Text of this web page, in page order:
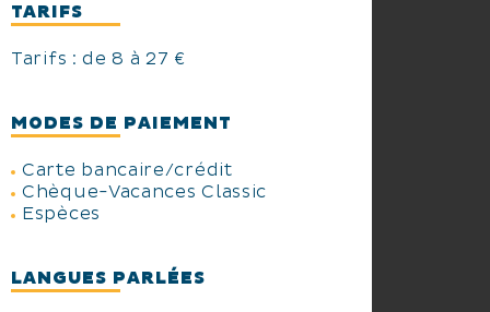
TARIFS
Tarifs : de 8 à 27 €
MODES DE PAIEMENT
Carte bancaire/crédit
Chèque-Vacances Classic
Espèces
LANGUES PARLÉES